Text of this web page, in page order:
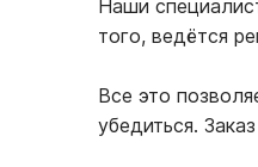
Наши
того, ведётся
Все это
убедиться.